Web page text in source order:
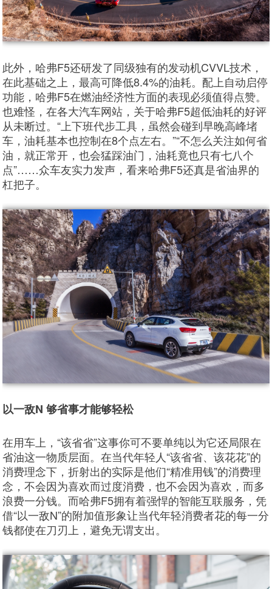
此外，哈弗F5还研发了同级独有的发动机CVVL技术，
在此基础之上，最高可降低8.4%的油耗。配上自动启停
功能，哈弗F5在燃油经济性方面的表现必须值得点赞。
也难怪，在各大汽车网站，关于哈弗F5超低油耗的好评
从未断过。“上下班代步工具，虽然会碰到早晚高峰堵
车，油耗基本也控制在8个点左右。”“不怎么关注如何省
油，就正常开，也会猛踩油门，油耗竟也只有七八个
点”……众车友实力发声，看来哈弗F5还真是省油界的
杠把子。
以一敌N 够省事才能够轻松
在用车上，“该省省”这事你可不要单纯以为它还局限在
省油这一物质层面。在当代年轻人“该省省、该花花”的
消费理念下，折射出的实际是他们“精准用钱”的消费理
念，不会因为喜欢而过度消费，也不会因为喜欢，而多
浪费一分钱。而哈弗F5拥有着强悍的智能互联服务，凭
借“以一敌N”的附加值形象让当代年轻消费者花的每一分
钱都使在刀刃上，避免无谓支出。